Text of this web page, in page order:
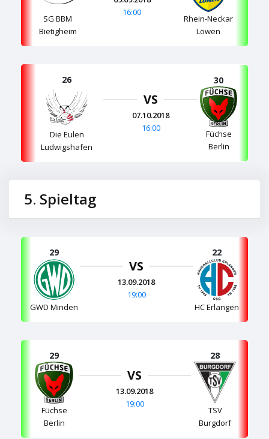
SG BBM
Bietigheim
16:00
Rhein-Neckar
Löwen
26
Die Eulen
Ludwigshafen
VS
07.10.2018
16:00
30
Füchse
Berlin
5. Spieltag
29
GWD Minden
VS
13.09.2018
19:00
22
HC Erlangen
29
Füchse
Berlin
VS
13.09.2018
19:00
28
TSV
Burgdorf